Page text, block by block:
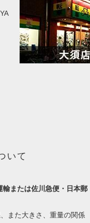
いて
輸または佐川急便・日本郵
また大きさ、重量の関係